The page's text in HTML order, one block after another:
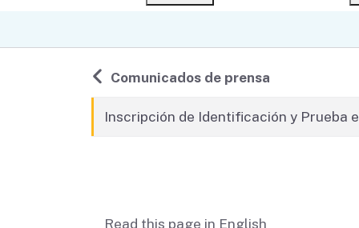
Regrasar a
Comunicados de prensa
Inscripción de Identificación y Prueba
Read this page in English